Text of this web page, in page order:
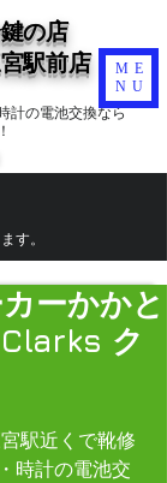
計の電池交換なら
す。
の店
駅前店
ME
NU
ーかかと
ク
駅近くで靴修
時計の電池交